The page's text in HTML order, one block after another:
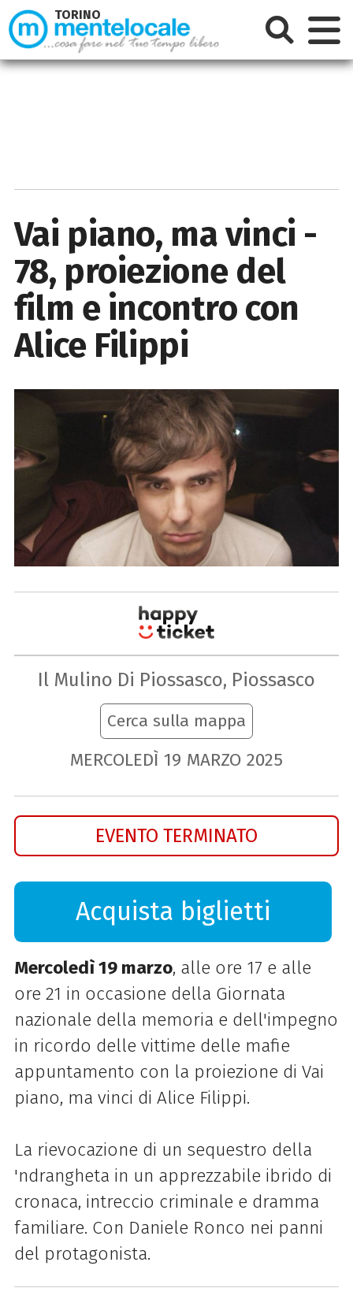
Vai piano, ma vinci -
78, proiezione del
film e incontro con
Alice Filippi
Il Mulino Di Piossasco, Piossasco
Cerca sulla mappa
MERCOLEDÌ 19 MARZO 2025
EVENTO TERMINATO
Acquista biglietti
Mercoledì 19 marzo, alle ore 17 e alle
ore 21 in occasione della Giornata
nazionale della memoria e dell'impegno
in ricordo delle vittime delle mafie
appuntamento con la proiezione di Vai
piano, ma vinci di Alice Filippi.
La rievocazione di un sequestro della
'ndrangheta in un apprezzabile ibrido di
cronaca, intreccio criminale e dramma
familiare. Con Daniele Ronco nei panni
del protagonista.
TORINO